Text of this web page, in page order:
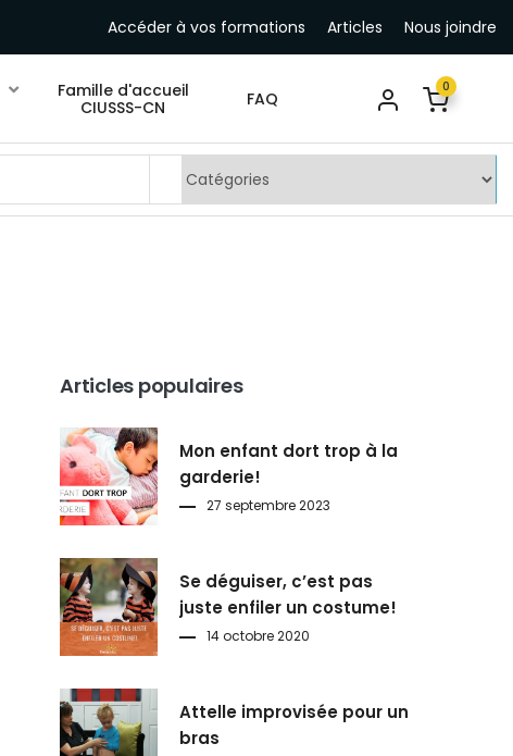
Accéder à vos formations Articles Nous joindre
Famille d'accueil
CIUSSS-CN
FAQ
0
Articles populaires
Mon enfant dort trop à la
garderie!
27 septembre 2023
Se déguiser, c’est pas
juste enfiler un costume!
14 octobre 2020
Attelle improvisée pour un
bras